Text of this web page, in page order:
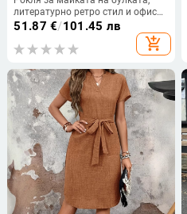
литературно ретро стил и офис
стил, миди дължина, есен 2024,
полиестерова смес (Есен 2024;
полиестерова смес; съдържание
основен плат 2: полиестер; миди
дължина)
51.87 €/101.45 лв
add_shopping_cart